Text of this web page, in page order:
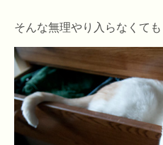
そんな無理やり入らなくて